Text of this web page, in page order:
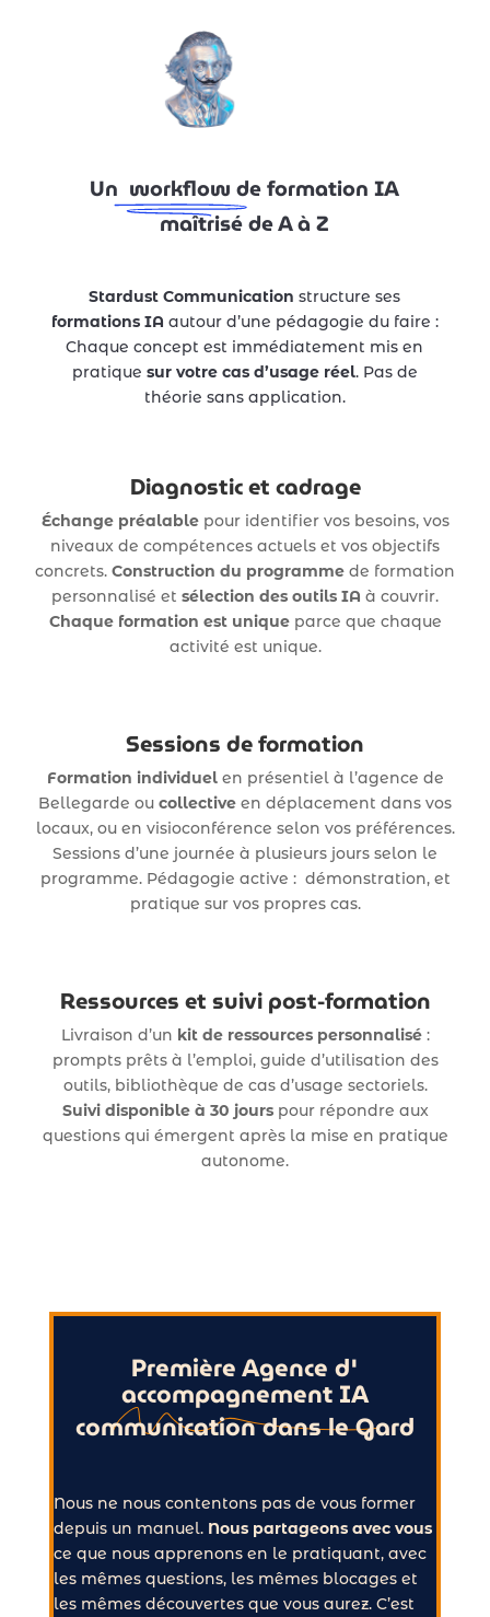
Un workflow de formation IA
maîtrisé de A à Z
Stardust Communication structure ses
formations IA autour d’une pédagogie du faire :
Chaque concept est immédiatement mis en
pratique sur votre cas d’usage réel. Pas de
théorie sans application.
Diagnostic et cadrage
Échange préalablepour identifier vos besoins, vos
niveaux de compétences actuels et vos objectifs
concrets. Construction du programme de formation
personnalisé et sélection des outils IA à couvrir.
Chaque formation est uniqueparce que chaque
activité est unique.
Sessions de formation
Formation individuel en présentiel à l’agence de
Bellegarde ou collective en déplacement dans vos
locaux, ou en visioconférence selon vos préférences.
Sessions d’une journée à plusieurs jours selon le
programme. Pédagogie active : démonstration, et
pratique sur vos propres cas.
Ressources et suivi post-formation
Livraison d’un kit de ressources personnalisé:
prompts prêts à l’emploi, guide d’utilisation des
outils, bibliothèque de cas d’usage sectoriels.
Suivi disponible à 30 jourspour répondre aux
questions qui émergent après la mise en pratique
autonome.
Première Agence d'
accompagnement IA
communication dans le Gard
Nous ne nous contentons pas de vous former
depuis un manuel. Nous partageons avec vous
ce que nous apprenons en le pratiquant, avec
les mêmes questions, les mêmes blocages et
les mêmes découvertes que vous aurez. C’est